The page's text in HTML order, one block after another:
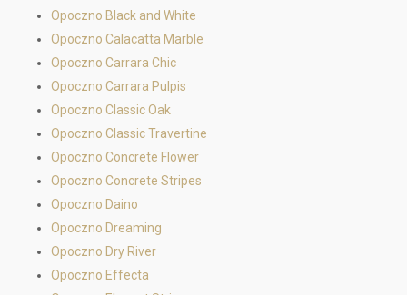
Opoczno Black and White
Opoczno Calacatta Marble
Opoczno Carrara Chic
Opoczno Carrara Pulpis
Opoczno Classic Oak
Opoczno Classic Travertine
Opoczno Concrete Flower
Opoczno Concrete Stripes
Opoczno Daino
Opoczno Dreaming
Opoczno Dry River
Opoczno Effecta